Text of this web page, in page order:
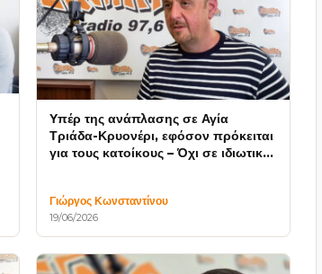
Υπέρ της ανάπλασης σε Αγία
Τριάδα-Κρυονέρι, εφόσον πρόκειται
για τους κατοίκους – Όχι σε ιδιωτικά
Γιώργος Κωνσταντίνου
19/06/2026